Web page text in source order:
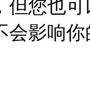
但您也
会影响